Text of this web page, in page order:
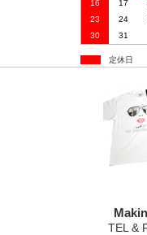
16
17
23
24
30
31
定休日
TEL &